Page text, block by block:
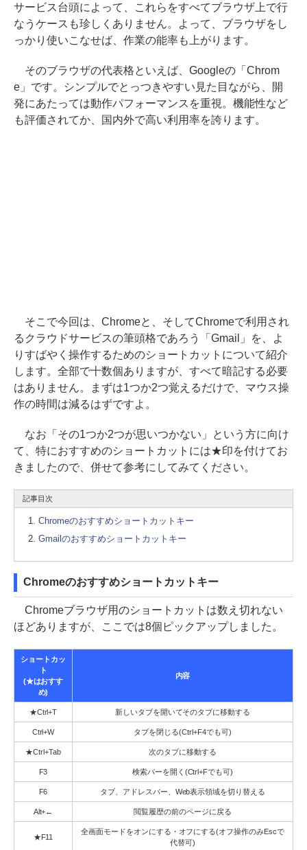
サービス台頭によって、これらをすべてブラウザ上で行
なうケースも珍しくありません。よって、ブラウザをし
っかり使いこなせば、作業の能率も上がります。
そのブラウザの代表格といえば、Googleの「Chrom
e」です。シンプルでとっつきやすい見た目ながら、開
発にあたっては動作パフォーマンスを重視。機能性など
も評価されてか、国内外で高い利用率を誇ります。
そこで今回は、Chromeと、そしてChromeで利用され
るクラウドサービスの筆頭格であろう「Gmail」を、よ
りすばやく操作するためのショートカットについて紹介
します。全部で十数個ありますが、すべて暗記する必要
はありません。まずは1つか2つ覚えるだけで、マウス操
作の時間は減るはずですよ。
なお「その1つか2つが思いつかない」という方に向け
て、特におすすめのショートカットには★印を付けてお
きましたので、併せて参考にしてみてください。
記事目次
Chromeのおすすめショートカットキー
Gmailのおすすめショートカットキー
Chromeのおすすめショートカットキー
Chromeブラウザ用のショートカットは数え切れない
ほどありますが、ここでは8個ピックアップしました。
ショートカッ
ト
(★はおすす
め)
内容
★Ctrl+T 新しいタブを開いてそのタブに移動する
Ctrl+W タブを閉じる(Ctrl+F4でも可)
★Ctrl+Tab 次のタブに移動する
F3 検索バーを開く(Ctrl+Fでも可)
F6 タブ、アドレスバー、Web表示領域を切り替える
Alt+← 閲覧履歴の前のページに戻る
★F11
全画面モードをオンにする・オフにする(オフ操作のみEscで
代替可)